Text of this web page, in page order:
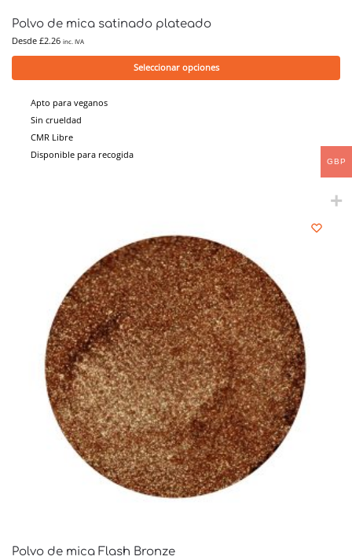
Polvo de mica satinado plateado
Desde £2.26 inc. IVA
Seleccionar opciones
Apto para veganos
Sin crueldad
CMR Libre
Disponible para recogida
Polvo de mica Flash Bronze
GBP